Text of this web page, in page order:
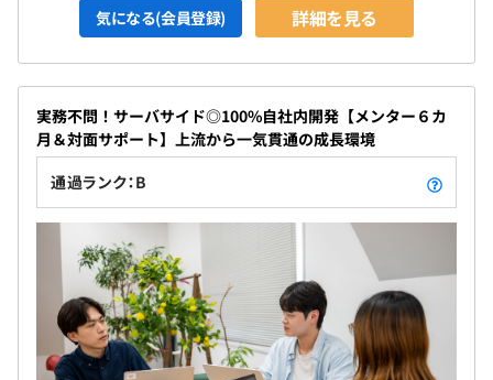
気になる(会員登録) 詳細を見る
実務不問！サーバサイド◎100%自社内開発【メンター６カ
月＆対面サポート】上流から一気貫通の成長環境
通過ランク：B